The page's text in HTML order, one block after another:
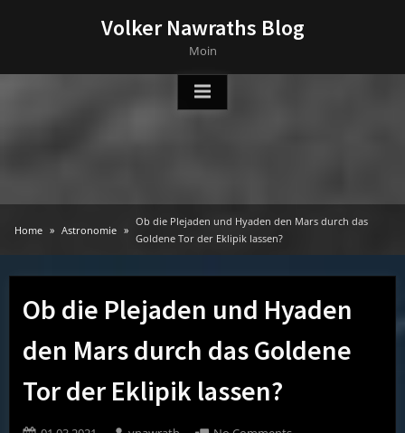
Volker Nawraths Blog
Moin
Home Astronomie
Ob die Plejaden und Hyaden den Mars durch das
Goldene Tor der Eklipik lassen?
Ob die Plejaden und Hyaden
den Mars durch das Goldene
Tor der Eklipik lassen?